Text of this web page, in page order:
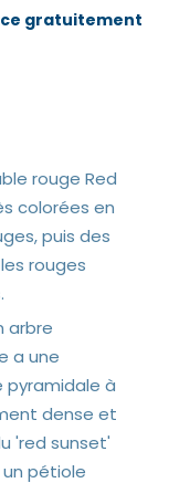
gratuitement
rouge Red
colorées en
puis des
rouges
arbre
a une
pyramidale à
dense et
'red sunset'
pétiole